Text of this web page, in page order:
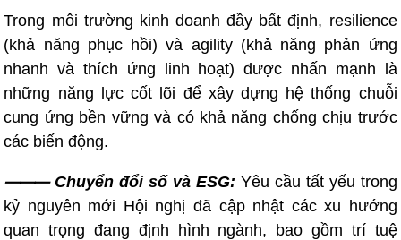
Trong môi trường kinh doanh đầy bất định, resilience
(khả năng phục hồi) và agility (khả năng phản ứng
nhanh và thích ứng linh hoạt) được nhấn mạnh là
những năng lực cốt lõi để xây dựng hệ thống chuỗi
cung ứng bền vững và có khả năng chống chịu trước
các biến động.
⸻ Chuyển đổi số và ESG: Yêu cầu tất yếu trong
kỷ nguyên mới Hội nghị đã cập nhật các xu hướng
quan trọng đang định hình ngành, bao gồm trí tuệ